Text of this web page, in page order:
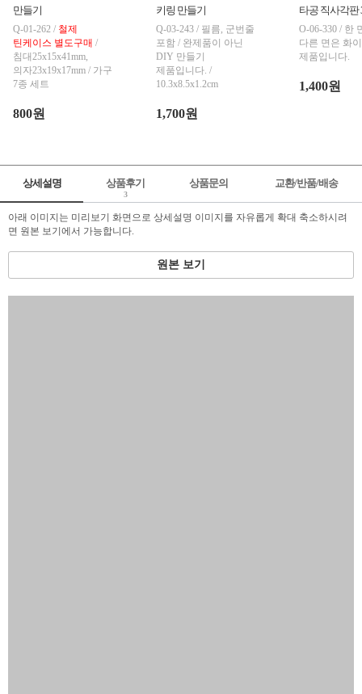
만들기
Q-01-262 / 철제
틴케이스 별도구매 /
침대25x15x41mm,
의자23x19x17mm / 가구
7종 세트
800원
키링 만들기
Q-03-243 / 필름, 군번줄
포함 / 완제품이 아닌
DIY 만들기
제품입니다. /
10.3x8.5x1.2cm
1,700원
타공 직사각판
O-06-330 / 한
다른 면은 화
제품입니다.
1,400원
상세설명 상품후기
3
상품문의 교환/반품/배송
아래 이미지는 미리보기 화면으로 상세설명 이미지를 자유롭게 확대 축소하시려
면 원본 보기에서 가능합니다.
원본 보기